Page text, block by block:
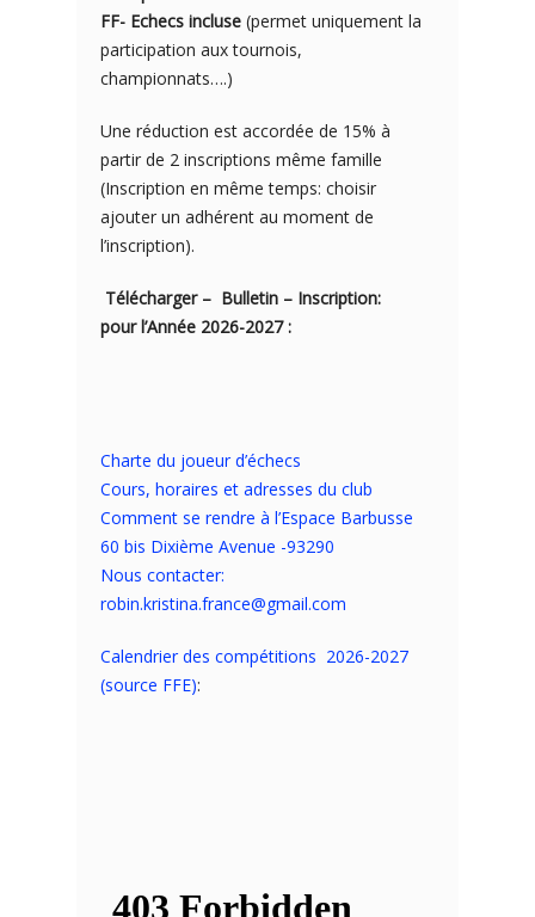
FF- Echecs incluse (permet uniquement la
participation aux tournois,
championnats….)
Une réduction est accordée de 15% à
partir de 2 inscriptions même famille
(Inscription en même temps: choisir
ajouter un adhérent au moment de
l’inscription).
Télécharger – Bulletin – Inscription:
pour l’Année 2026-2027 :
Charte du joueur d’échecs
Cours, horaires et adresses du club
Comment se rendre à l’Espace Barbusse
60 bis Dixième Avenue -93290
Nous contacter:
robin.kristina.france@gmail.com
Calendrier des compétitions 2026-2027
(source FFE):